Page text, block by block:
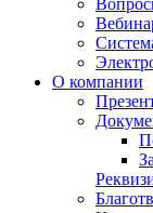
О компании